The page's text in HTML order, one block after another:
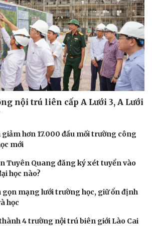
Nhà đẹp
Tình yêu - Gia đình
nội trú liên cấp A Lưới 3, A Lưới
giảm hơn 17.000 đầu mối trường công
mới
Tuyên Quang đăng ký xét tuyển vào
học nào?
mạng lưới trường học, giữ ổn định
học
4 trường nội trú biên giới Lào Cai